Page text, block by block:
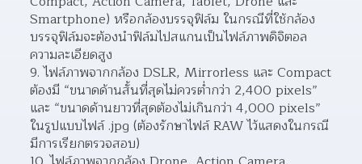
Smartphone) หรือกล้องบรรจุฟิล์ม ในกรณีที่ใช้กล้อง
บรรจุฟิล์มจะต้องนำฟิล์มไปสแกนเป็นไฟล์ภาพดิจิตอล
ความละเอียดสูง
ไฟล์ภาพจากกล้อง DSLR, Mirrorless และ Compact
ต้องมี “ขนาดด้านสั้นที่สุดไม่ควรต่ำกว่า 2,400 pixels”
และ “ขนาดด้านยาวที่สุดต้องไม่เกินกว่า 4,000 pixels”
ในรูปแบบไฟล์ .jpg (ต้องรักษาไฟล์ RAW ไว้แสดงในกรณี
มีการเรียกตรวจสอบ)